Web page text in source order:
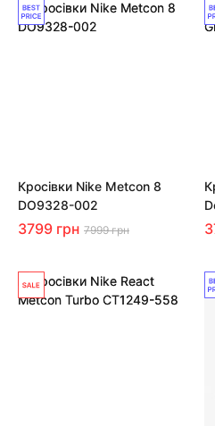
Кросівки Nike Metcon 8
DO9328-002
3799 грн 7999 грн